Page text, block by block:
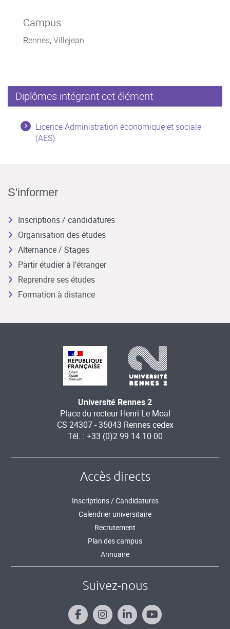
Campus
Rennes, Villejean
Diplômes intégrant cet élément
Licence Administration économique et sociale
(AES)
S'informer
Inscriptions / candidatures
Organisation des études
Alternance / Stages
Partir étudier à l’étranger
Reprendre ses études
Formation à distance
Université Rennes 2
Place du recteur Henri Le Moal
CS 24307 - 35043 Rennes cedex
Tél. : +33 (0)2 99 14 10 00
Accès directs
Inscriptions / Candidatures
Calendrier universitaire
Recrutement
Plan des campus
Annuaire
Suivez-nous